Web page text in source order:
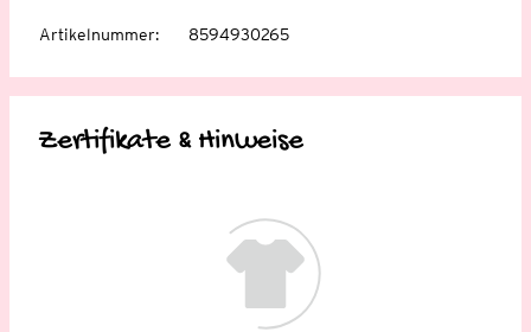
Artikelnummer: 8594930265
Zertifikate & Hinweise